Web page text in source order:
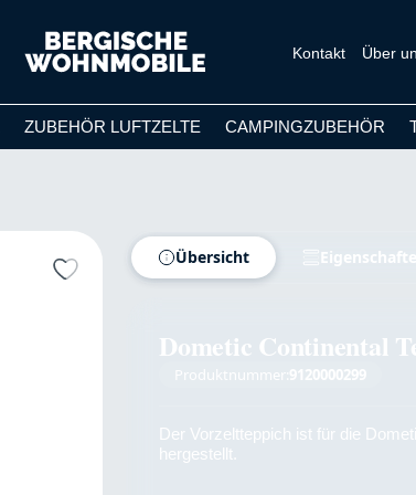
Kontakt Über
ZUBEHÖR LUFTZELTE CAMPINGZUBEHÖR
Übersicht
Dometic Continental
Produktnummer: 9120000299
Der Vorzeltteppich ist für die
hergestellt.